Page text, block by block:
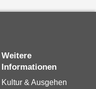
Weitere
Informationen
Kultur & Ausgehen